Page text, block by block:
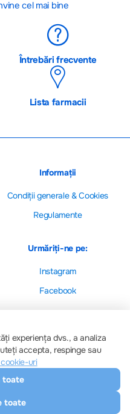
cel mai bine
Întrebări frecvente
Lista farmacii
Informații
Сondiții generale & Cookies
Regulamente
Urmăriți-ne pe:
Instagram
Facebook
uri
uri
experiența dvs., a analiza
accepta, respinge sau
uri
toate
toate